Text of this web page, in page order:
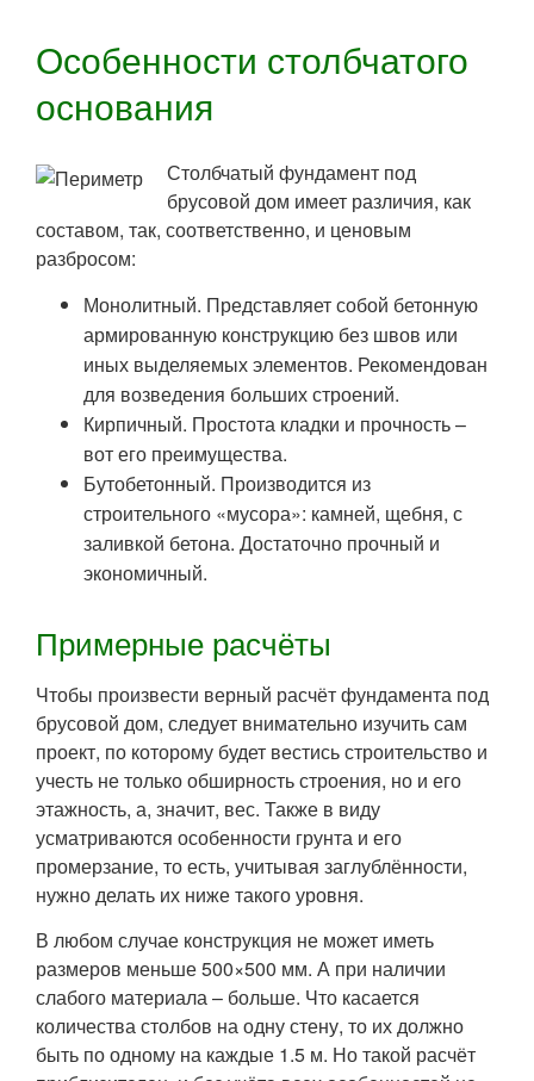
Особенности столбчатого
основания
Столбчатый фундамент под
брусовой дом имеет различия, как
составом, так, соответственно, и ценовым
разбросом:
Монолитный. Представляет собой бетонную
армированную конструкцию без швов или
иных выделяемых элементов. Рекомендован
для возведения больших строений.
Кирпичный. Простота кладки и прочность –
вот его преимущества.
Бутобетонный. Производится из
строительного «мусора»: камней, щебня, с
заливкой бетона. Достаточно прочный и
экономичный.
Примерные расчёты
Чтобы произвести верный расчёт фундамента под
брусовой дом, следует внимательно изучить сам
проект, по которому будет вестись строительство и
учесть не только обширность строения, но и его
этажность, а, значит, вес. Также в виду
усматриваются особенности грунта и его
промерзание, то есть, учитывая заглублённости,
нужно делать их ниже такого уровня.
В любом случае конструкция не может иметь
размеров меньше 500×500 мм. А при наличии
слабого материала – больше. Что касается
количества столбов на одну стену, то их должно
быть по одному на каждые 1.5 м. Но такой расчёт